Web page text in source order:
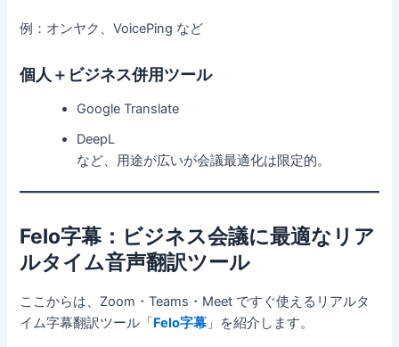
例：オンヤク、VoicePing など
個人＋ビジネス併用ツール
Google Translate
DeepL
など、用途が広いが会議最適化は限定的。
Felo字幕：ビジネス会議に最適なリア
ルタイム音声翻訳ツール
ここからは、Zoom・Teams・Meet ですぐ使えるリアルタ
イム字幕翻訳ツール「Felo字幕 」を紹介します。